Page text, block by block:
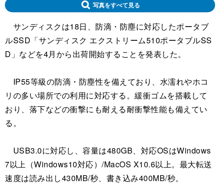
写真をすべて見る
サンディスクは18日、防滴・防塵に対応したポータブ
ルSSD「サンディスク エクストリーム510ポータブルSS
D」などを4月から出荷開始することを発表した。
IP55等級の防滴・防塵性を備えており、水濡れやホコ
リの多い場所での利用に対応する。緩衝ゴムを搭載して
おり、落下などの衝撃にも耐える耐衝撃性能も備えてい
る。
USB3.0に対応し、容量は480GB、対応OSはWindows
7以上（Windows10対応）/MacOS X10.6以上。最大転送
速度は読み出し430MB/秒、書き込み400MB/秒。